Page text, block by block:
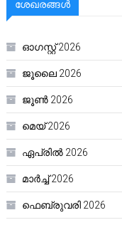
ശേഖരങ്ങൾ
ഓഗസ്റ്റ്‌ 2026
ജൂലൈ 2026
ജൂൺ 2026
മെയ്‌ 2026
ഏപ്രിൽ 2026
മാർച്ച്‌ 2026
ഫെബ്രുവരി 2026